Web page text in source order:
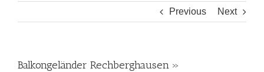
Previous Next
Balkongeländer Rechberghausen »